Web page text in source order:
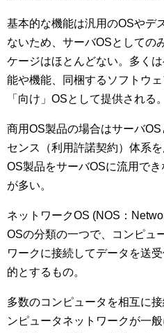
基本的な機能は汎用のOSやデ
ないため、サーバOSとしての
ケージはほとんどない。多く
能や機能、同梱するソフトウ
「向け」OSとして提供される。
商用OS製品の場合はサーバ
センス（利用許諾契約）体系
OS製品をサーバOSに流用で
が多い。
ネットワークOS (NOS：
OSの分類の一つで、コンピュ
ワークに接続してデータを送
的とするもの。
多数のコンピュータを相互に
ンピュータネットワークが一